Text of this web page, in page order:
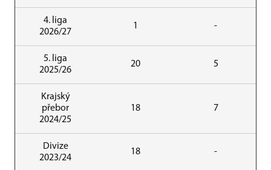
4. liga
2026/27
1 -
5. liga
2025/26
20 5
Krajský
přebor
2024/25
18 7
Divize
2023/24
18 -